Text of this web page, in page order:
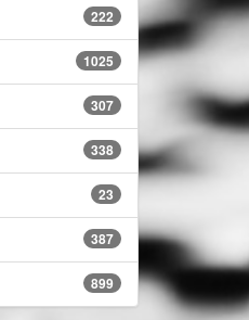
222
1025
307
338
23
387
899